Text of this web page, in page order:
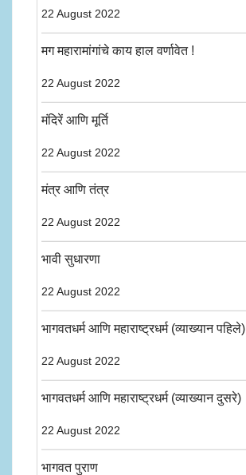
22 August 2022
मग महारामांगांचे काय हाल वर्णावेत !
22 August 2022
मंदिरें आणि मूर्ति
22 August 2022
मंत्र आणि तंत्र
22 August 2022
भावी सुधारणा
22 August 2022
भागवतधर्म आणि महाराष्ट्रधर्म (व्याख्यान पहिले)
22 August 2022
भागवतधर्म आणि महाराष्ट्रधर्म (व्याख्यान दुसरे)
22 August 2022
भागवत पुराण